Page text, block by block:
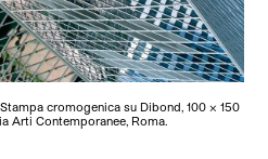
cromogenica su Dibond, 100 x 150
Arti Contemporanee, Roma.